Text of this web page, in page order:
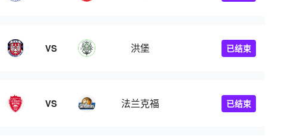
VS 洪堡 已结束
VS 法兰克福 已结束